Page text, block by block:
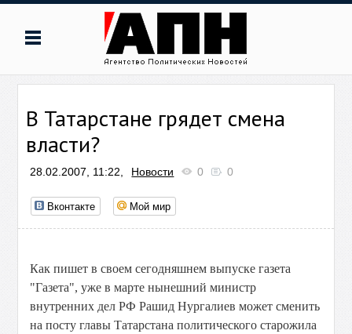
В Татарстане грядет смена
власти?
28.02.2007, 11:22, Новости 0 0
Вконтакте Мой мир
Как пишет в своем сегодняшнем выпуске газета
"Газета", уже в марте нынешний министр
внутренних дел РФ Рашид Нургалиев может сменить
на посту главы Татарстана политического старожила